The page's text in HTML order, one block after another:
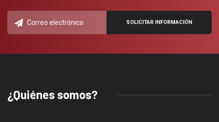
¿Quiénes somos?